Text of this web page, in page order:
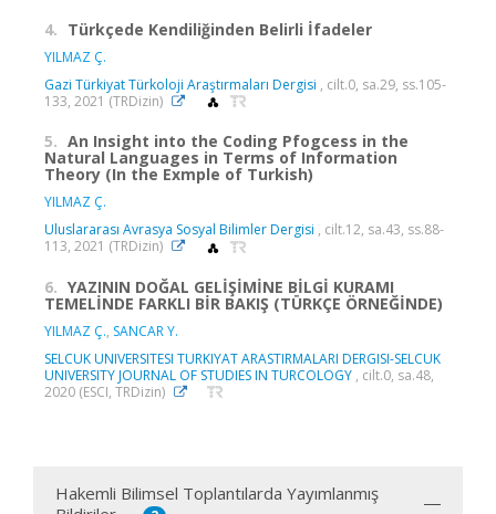
4. Türkçede Kendiliğinden Belirli İfadeler
YILMAZ Ç.
Gazi Türkiyat Türkoloji Araştırmaları Dergisi , cilt.0, sa.29, ss.105-
133, 2021 (TRDizin)
5. An Insight into the Coding Pfogcess in the
Natural Languages in Terms of Information
Theory (In the Exmple of Turkish)
YILMAZ Ç.
Uluslararası Avrasya Sosyal Bilimler Dergisi , cilt.12, sa.43, ss.88-
113, 2021 (TRDizin)
6. YAZININ DOĞAL GELİŞİMİNE BİLGİ KURAMI
TEMELİNDE FARKLI BİR BAKIŞ (TÜRKÇE ÖRNEĞİNDE)
YILMAZ Ç., SANCAR Y.
SELCUK UNIVERSITESI TURKIYAT ARASTIRMALARI DERGISI-SELCUK
UNIVERSITY JOURNAL OF STUDIES IN TURCOLOGY , cilt.0, sa.48,
2020 (ESCI, TRDizin)
Hakemli Bilimsel Toplantılarda Yayımlanmış